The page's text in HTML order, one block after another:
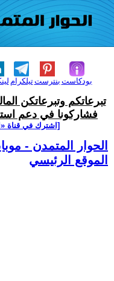
تيلكرامبنترست بودكاست
تبرعاتكم وتبرعاتكن
فشاركونا في دعم
[اشترك في قناة
الحوار المتمدن -
الموقع الرئيسي